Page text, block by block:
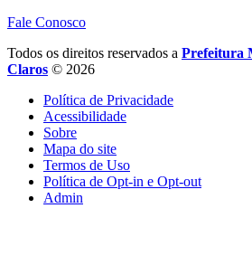
Fale Conosco
Todos os direitos reservados a Prefeitura
Claros © 2026
Política de Privacidade
Acessibilidade
Sobre
Mapa do site
Termos de Uso
Política de Opt-in e Opt-out
Admin